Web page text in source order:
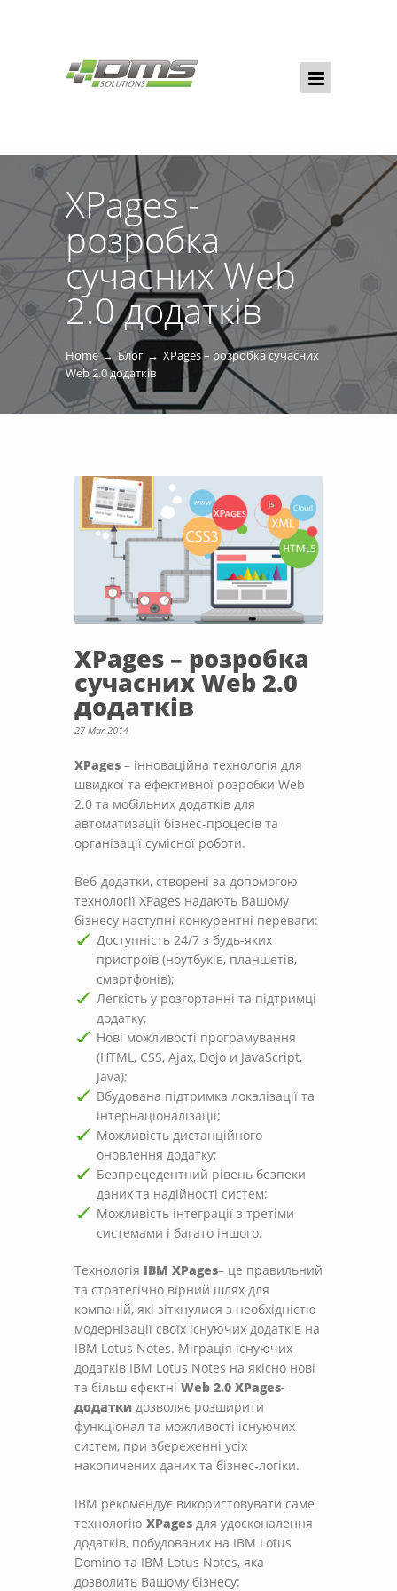
XPages -
розробка
сучасних Web
2.0 додатків
Home Блог
XPages – розробка сучасних
Web 2.0 додатків
XPages – розробка
сучасних Web 2.0
додатків
27 Mar 2014
XPages – інноваційна технологія для
швидкої та ефективної розробки Web
2.0 та мобільних додатків для
автоматизації бізнес-процесів та
організації сумісної роботи.
Веб-додатки, створені за допомогою
технології XPages надають Вашому
бізнесу наступні конкурентні переваги:
Доступність 24/7 з будь-яких
пристроїв (ноутбуків, планшетів,
смартфонів);
Легкість у розгортанні та підтримці
додатку;
Нові можливості програмування
(HTML, CSS, Ajax, Dojo и JavaScript,
Java);
Вбудована підтримка локалізації та
інтернаціоналізації;
Можливість дистанційного
оновлення додатку;
Безпрецедентний рівень безпеки
даних та надійності систем;
Можливість інтеграції з третіми
системами і багато іншого.
Технологія IBM XPages– це правильний
та стратегічно вірний шлях для
компаній, які зіткнулися з необхідністю
модернізації своїх існуючих додатків на
IBM Lotus Notes. Міграція існуючих
додатків IBM Lotus Notes на якісно нові
та більш ефектні Web 2.0 XPages-
додатки дозволяє розширити
функціонал та можливості існуючих
систем, при збереженні усіх
накопичених даних та бізнес-логіки.
IBM рекомендує використовувати саме
технологію XPages для удосконалення
додатків, побудованих на IBM Lotus
Domino та IBM Lotus Notes, яка
дозволить Вашому бізнесу: